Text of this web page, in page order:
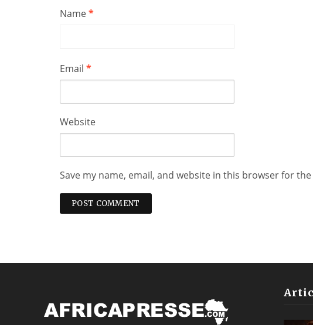
Name*
Email *
Website
Save my name, email, and website in this browser for